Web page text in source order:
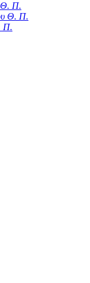
Θ. Π.
Θ. Π.
Π.